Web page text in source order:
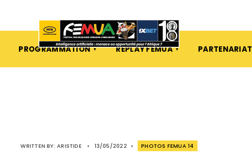
PROGRAMMATION REPLAY FEMUA PARTENARIAT
WRITTEN BY:ARISTIDE • 13/05/2022 • PHOTOS FEMUA 14